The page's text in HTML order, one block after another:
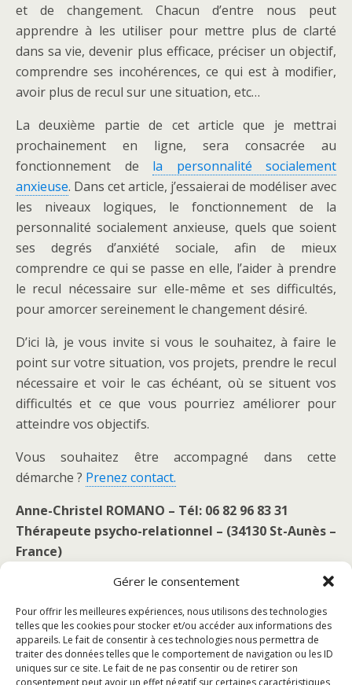
Gérer le consentement
Pour offrir les meilleures expériences, nous utilisons des technologies
telles que les cookies pour stocker et/ou accéder aux informations des
appareils. Le fait de consentir à ces technologies nous permettra de
traiter des données telles que le comportement de navigation ou les ID
uniques sur ce site. Le fait de ne pas consentir ou de retirer son
consentement peut avoir un effet négatif sur certaines caractéristiques
et de changement. Chacun d’entre nous peut
apprendre à les utiliser pour mettre plus de clarté
dans sa vie, devenir plus efficace, préciser un objectif,
comprendre ses incohérences, ce qui est à modifier,
avoir plus de recul sur une situation, etc…
La deuxième partie de cet article que je mettrai
prochainement en ligne, sera consacrée au
fonctionnement de la personnalité socialement
anxieuse. Dans cet article, j’essaierai de modéliser avec
les niveaux logiques, le fonctionnement de la
personnalité socialement anxieuse, quels que soient
ses degrés d’anxiété sociale, afin de mieux
comprendre ce qui se passe en elle, l’aider à prendre
le recul nécessaire sur elle-même et ses difficultés,
pour amorcer sereinement le changement désiré.
D’ici là, je vous invite si vous le souhaitez, à faire le
point sur votre situation, vos projets, prendre le recul
nécessaire et voir le cas échéant, où se situent vos
difficultés et ce que vous pourriez améliorer pour
atteindre vos objectifs.
Vous souhaitez être accompagné dans cette
démarche ? Prenez contact.
Anne-Christel ROMANO – Tél: 06 82 96 83 31
Thérapeute psycho-relationnel – (34130 St-Aunès –
France)
Publication Précédente
La Timidité En Poème
Publication Suivante
Appréhender Le
Fonctionnement De La
Personnalité : Le Modèle De